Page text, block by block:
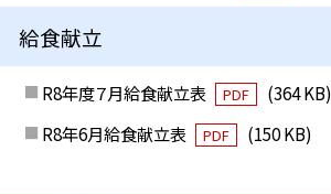
給食献立
R8年度７月給食献立表 PDF
(364 KB)
R8年6月給食献立表
PDF (150 KB)